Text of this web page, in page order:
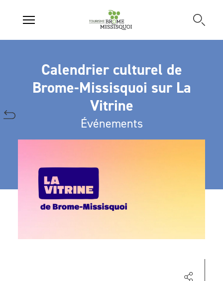
Calendrier culturel de
Brome-Missisquoi sur La
Vitrine
Événements